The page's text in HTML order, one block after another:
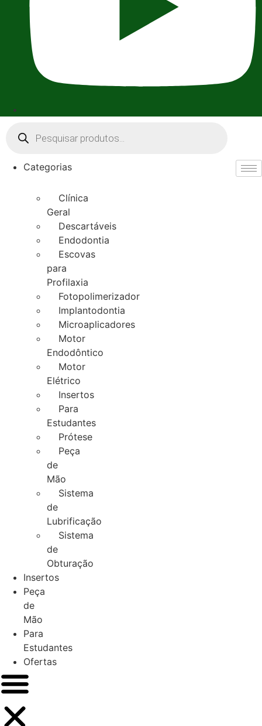
produtos
Categorias
Clínica
Geral
Descartáveis
Endodontia
Escovas
para
Profilaxia
Fotopolimerizador
Implantodontia
Microaplicadores
Motor
Endodôntico
Motor
Elétrico
Insertos
Para
Estudantes
Prótese
Peça
de
Mão
Sistema
de
Lubrificação
Sistema
de
Obturação
Insertos
Peça
de
Mão
Para
Estudantes
Ofertas